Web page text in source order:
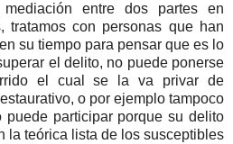
entre dos partes en
tratamos con personas que han
su tiempo para pensar que es lo
el delito, no puede ponerse
el cual se la va privar de
o por ejemplo tampoco
puede participar porque su delito
la teórica lista de los susceptibles